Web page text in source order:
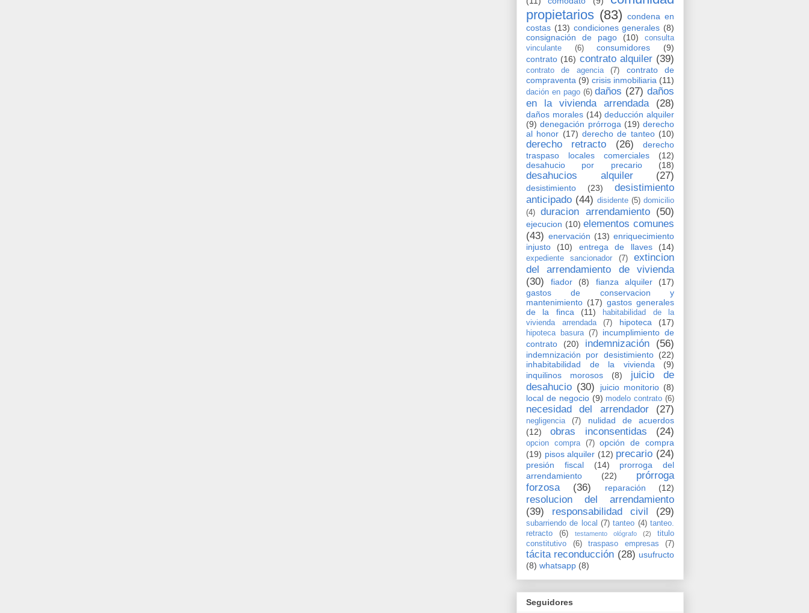
propietarios (83) condena en
costas (13) condiciones generales (8)
consignación de pago
(10)
consulta
vinculante
(6) consumidores
(9)
contrato (16) contrato alquiler (39)
contrato de agencia (7)
contrato de
compraventa (9) crisis inmobiliaria (11)
dación en pago (6) daños (27) daños
en la vivienda arrendada
(28)
daños morales (14) deducción alquiler
(9) denegación prórroga (19) derecho
al honor (17) derecho de tanteo (10)
derecho retracto (26)
derecho
traspaso locales comerciales
(12)
desahucio por precario
(18)
desahucios alquiler (27)
desistimiento (23)
desistimiento
anticipado (44) disidente (5) domicilio
(4)
duracion arrendamiento (50)
ejecucion (10) elementos comunes
(43) enervación (13) enriquecimiento
injusto
(10) entrega de llaves (14)
expediente sancionador (7)
extincion
del arrendamiento de vivienda
(30)
fiador (8) fianza alquiler
(17)
gastos de conservacion y
mantenimiento (17) gastos generales
de la finca
(11)
habitabilidad de la
vivienda arrendada
(7) hipoteca (17)
hipoteca basura (7)
incumplimiento de
contrato
(20) indemnización (56)
indemnización por desistimiento (22)
inhabitabilidad de la vivienda
(9)
inquilinos morosos
(8)
juicio de
desahucio (30) juicio monitorio (8)
local de negocio (9) modelo contrato (6)
necesidad del arrendador (27)
negligencia (7)
nulidad de acuerdos
(12)
obras inconsentidas (24)
opcion compra (7)
opción de compra
(19) pisos alquiler (12) precario (24)
presión fiscal (14)
prorroga del
arrendamiento
(22)
prórroga
forzosa
(36) reparación (12)
resolucion del arrendamiento
(39)
responsabilidad civil (29)
subarriendo de local (7) tanteo (4) tanteo.
retracto
(6) testamento ológrafo (2)
titulo
constitutivo
(6) traspaso empresas (7)
tácita reconducción (28) usufructo
(8) whatsapp (8)
Seguidores